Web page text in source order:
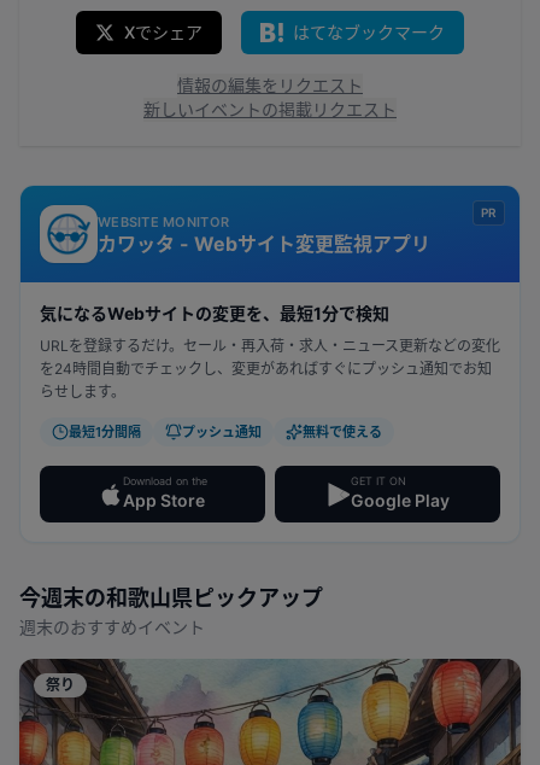
Xでシェア はてなブックマーク
情報の編集をリクエスト
新しいイベントの掲載リクエスト
PR
WEBSITE MONITOR
カワッタ - Webサイト変更監視アプリ
気になるWebサイトの変更を、最短1分で検知
URLを登録するだけ。セール・再入荷・求人・ニュース更新などの変化
を24時間自動でチェックし、変更があればすぐにプッシュ通知でお知
らせします。
最短1分間隔 プッシュ通知 無料で使える
Download on the
App Store
GET IT ON
Google Play
今週末の和歌山県 ピックアップ
週末のおすすめイベント
祭り